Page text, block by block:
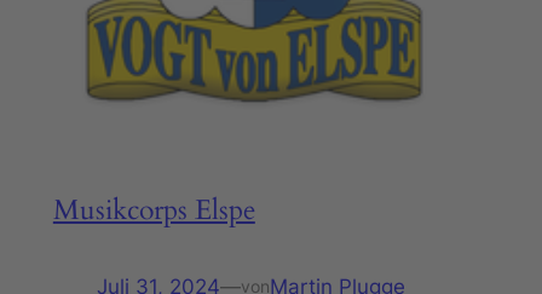
Musikcorps Elspe
Juli 31, 2024—vonMartin Plugge